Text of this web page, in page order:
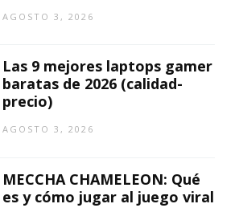
AGOSTO 3, 2026
Las 9 mejores laptops gamer
baratas de 2026 (calidad-
precio)
AGOSTO 3, 2026
MECCHA CHAMELEON: Qué
es y cómo jugar al juego viral